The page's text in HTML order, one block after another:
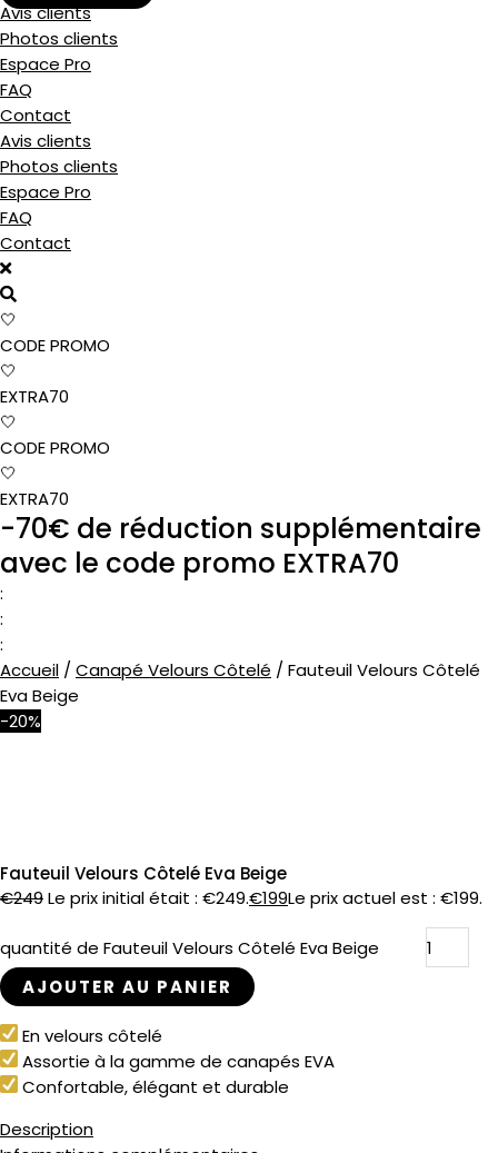
Avis clients
Photos clients
Espace Pro
FAQ
Contact
Avis clients
Photos clients
Espace Pro
FAQ
Contact
🤍
CODE PROMO
🤍
EXTRA70
🤍
CODE PROMO
🤍
EXTRA70
-70€ de réduction supplémentaire
avec le code promo EXTRA70
:
:
:
Accueil / Canapé Velours Côtelé / Fauteuil Velours Côtelé
Eva Beige
-20%
Fauteuil Velours Côtelé Eva Beige
€249Le prix initial était : €249.€199Le prix actuel est : €199.
quantité de Fauteuil Velours Côtelé Eva Beige
AJOUTER AU PANIER
En velours côtelé
Assortie à la gamme de canapés EVA
Confortable, élégant et durable
Description